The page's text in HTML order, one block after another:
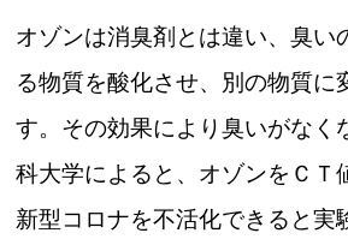
オゾンは消臭剤とは違い、臭い
る物質を酸化させ、別の物質に
す。その効果により臭いがなく
科大学によると、オゾンをＣＴ
新型コロナを不活化できると実